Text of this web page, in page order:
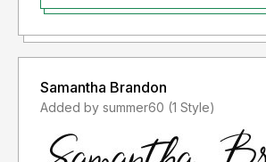
Samantha Brandon
Added by summer60 (1 Style)